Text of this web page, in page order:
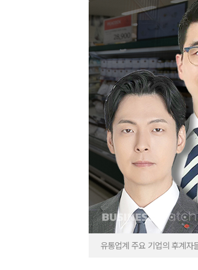
유통업계 주요 기업의 후계